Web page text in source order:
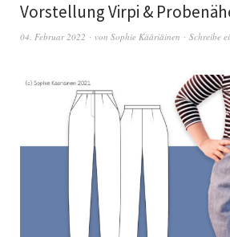
Vorstellung Virpi &
04. Februar 2022 von Sophie Kääriäinen Schreibe